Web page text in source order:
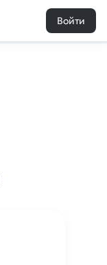
Войти
114 0